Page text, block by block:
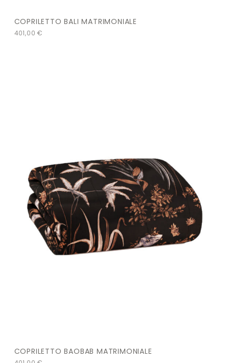
COPRILETTO BALI MATRIMONIALE
401,00€
COPRILETTO BAOBAB MATRIMONIALE